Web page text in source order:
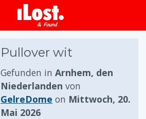
springen
Pullover wit
Gefunden in Arnhem, den
Niederlanden von
GelreDome on Mittwoch, 20.
Mai 2026